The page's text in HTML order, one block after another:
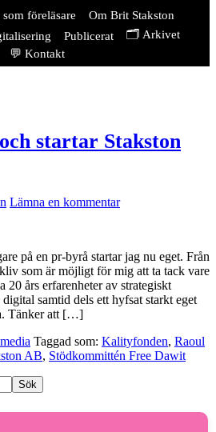
föreläsare
Om Brit Stakston
Publicerat
🗂️ Arkivet
💬 Kontakt
startar Stakston
Lämna en kommentar
på en pr-byrå startar jag nu eget. Från
som är möjligt för mig att ta tack vare
20 års erfarenheter av strategiskt
samtid dels ett hyfsat starkt eget
Tänker att […]
Taggad som: Kalityfonden, Raoul
AB, Stödkommittén Free Dawit